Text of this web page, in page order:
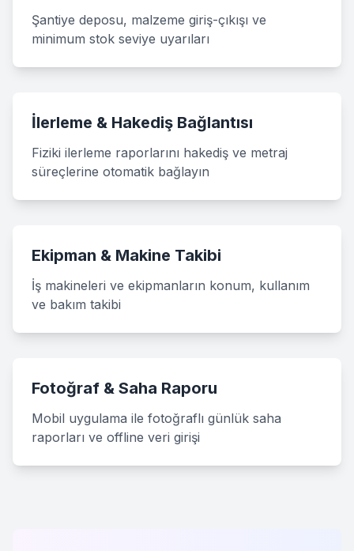
Şantiye deposu, malzeme giriş-çıkışı ve
minimum stok seviye uyarıları
İlerleme & Hakediş Bağlantısı
Fiziki ilerleme raporlarını hakediş ve metraj
süreçlerine otomatik bağlayın
Ekipman & Makine Takibi
İş makineleri ve ekipmanların konum, kullanım
ve bakım takibi
Fotoğraf & Saha Raporu
Mobil uygulama ile fotoğraflı günlük saha
raporları ve offline veri girişi